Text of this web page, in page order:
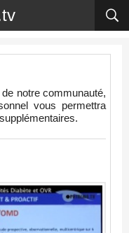
notre communauté,
vous permettra